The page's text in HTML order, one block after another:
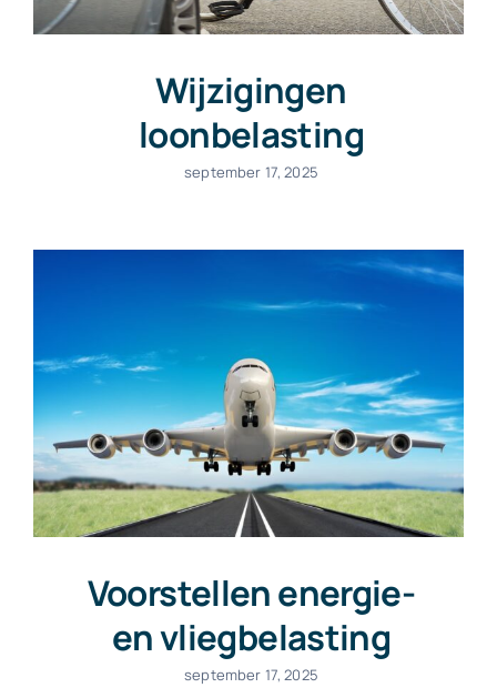
Wijzigingen
loonbelasting
september 17, 2025
Voorstellen energie-
en vliegbelasting
september 17, 2025